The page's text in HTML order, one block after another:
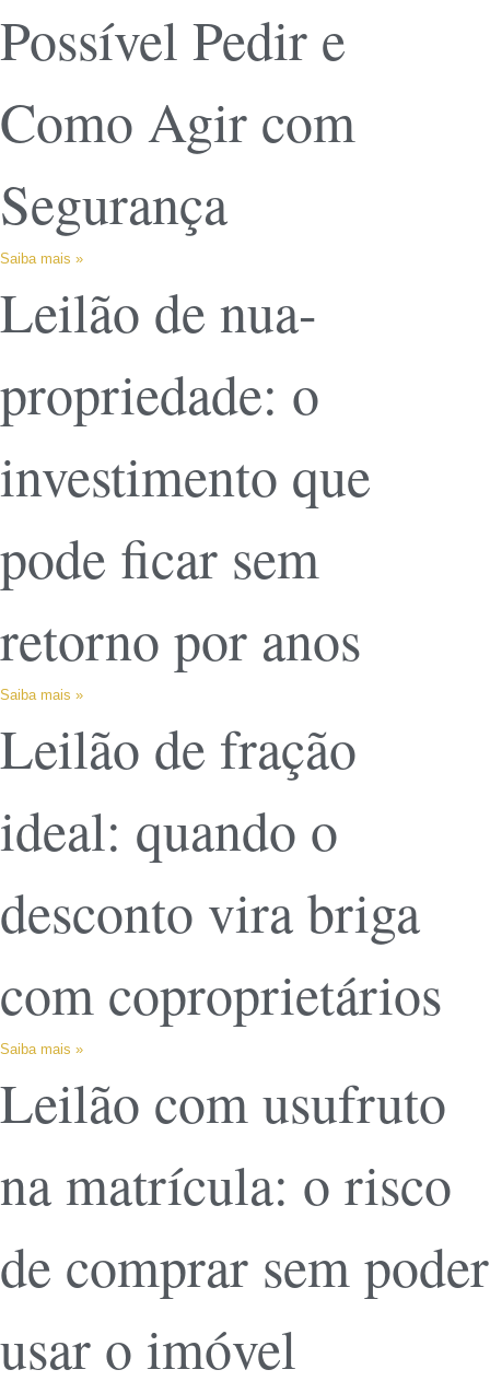
Possível Pedir e
Como Agir com
Segurança
Saiba mais »
Leilão de nua-
propriedade: o
investimento que
pode ficar sem
retorno por anos
Saiba mais »
Leilão de fração
ideal: quando o
desconto vira briga
com coproprietários
Saiba mais »
Leilão com usufruto
na matrícula: o risco
de comprar sem poder
usar o imóvel